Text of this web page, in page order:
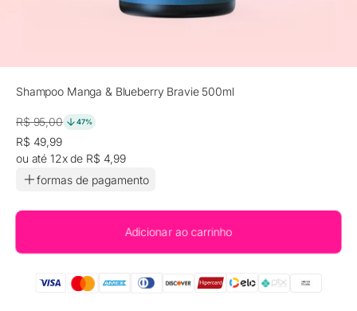
Shampoo Manga & Blueberry Bravie 500ml
Preço promocional
Preço normal
R$ 95,00 47%
Preço promocional
R$ 49,99
ou até 12x de R$ 4,99
formas de pagamento
Adicionar ao carrinho